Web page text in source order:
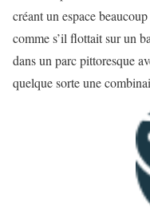
créant un espace
comme s’il flottait sur un
dans un parc pittoresque
quelque sorte une